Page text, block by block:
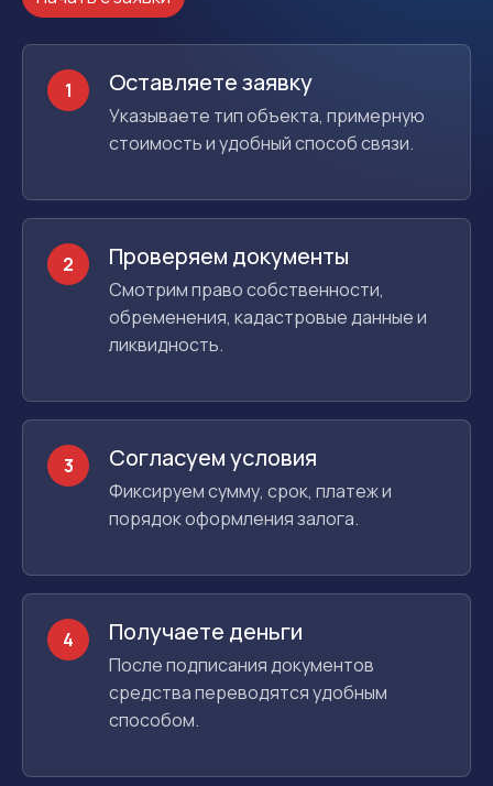
1 Оставляете заявку
Указываете тип объекта, примерную
стоимость и удобный способ связи.
2 Проверяем документы
Смотрим право собственности,
обременения, кадастровые данные и
ликвидность.
3 Согласуем условия
Фиксируем сумму, срок, платеж и
порядок оформления залога.
4 Получаете деньги
После подписания документов
средства переводятся удобным
способом.